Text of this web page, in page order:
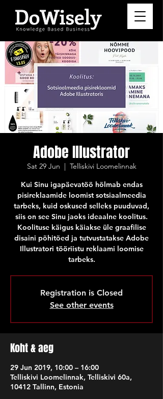
Adobe Illustrator
Sat 29 Jun
  |
Telliskivi Loomelinnak
Kui Sinu igapäevatöö hõlmab endas
pisireklaamide loomist sotsiaalmeedia
tarbeks, kuid oskused selleks puuduvad,
siis on see Sinu jaoks ideaalne koolitus.
Koolituse käigus käiakse üle graafilise
disaini põhitõed ja tutvustatakse Adobe
Illustratori tööriistu reklaami loomise
tarbeks.
Registration is Closed
See other events
Koht & aeg
29 Jun 2019, 10:00 – 16:00
Telliskivi Loomelinnak, Telliskivi 60a,
10412 Tallinn, Estonia